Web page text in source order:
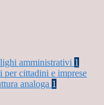
amministrativi 1
cittadini e imprese
analoga 1